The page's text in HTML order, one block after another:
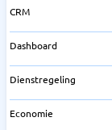
CRM
Dashboard
Dienstregeling
Economie